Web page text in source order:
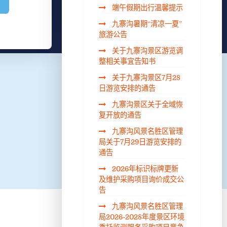
端午假期出行温馨提示
九寨沟暑期“清凉一夏”
旅游公告
关于九寨沟景区游览调
整相关事宜告知书
关于九寨沟景区7月28
日游览安排的通告
九寨沟景区关于全域恢
复开放的通告
九寨沟风景名胜区管理
局关于7月29日游览安排的
通告
2026年标识标牌更新
及维护采购项目询价成交公
告
九寨沟风景名胜区管理
局2026-2028年度景区环境